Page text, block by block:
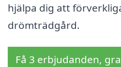
hjälpa dig att
drömträdgård.
Få 3 erbjudanden,